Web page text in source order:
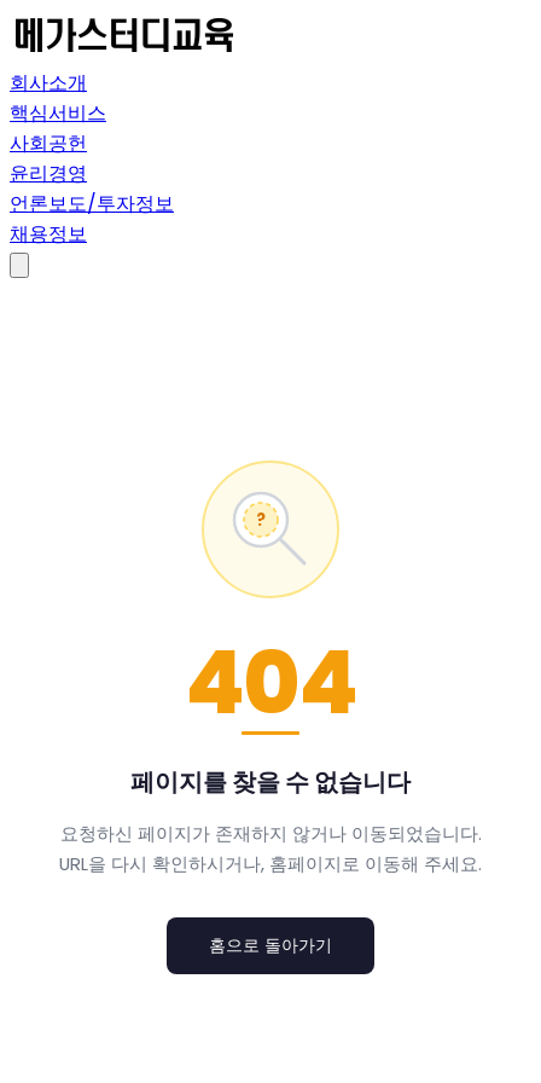
회사소개
핵심서비스
사회공헌
윤리경영
언론보도/투자정보
채용정보
?
404
페이지를 찾을 수 없습니다
요청하신 페이지가 존재하지 않거나 이동되었습니다.
URL을 다시 확인하시거나, 홈페이지로 이동해 주세요.
홈으로 돌아가기